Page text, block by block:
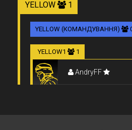
YELLOW 1
YELLOW (КОМАНДУВАННЯ)
YELLOW1 1
AndryFF